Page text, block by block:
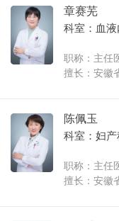
2018）、黄
山市干部保
章赛芜
科室：血
职称：主任
擅长：安徽
学院兼职副
赴浙江医科
陈佩玉
科室：妇产
职称：主任
擅长：安徽